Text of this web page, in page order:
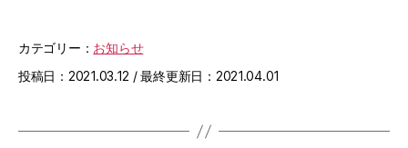
カテゴリー： お知らせ
投稿日：2021.03.12 / 最終更新日：2021.04.01